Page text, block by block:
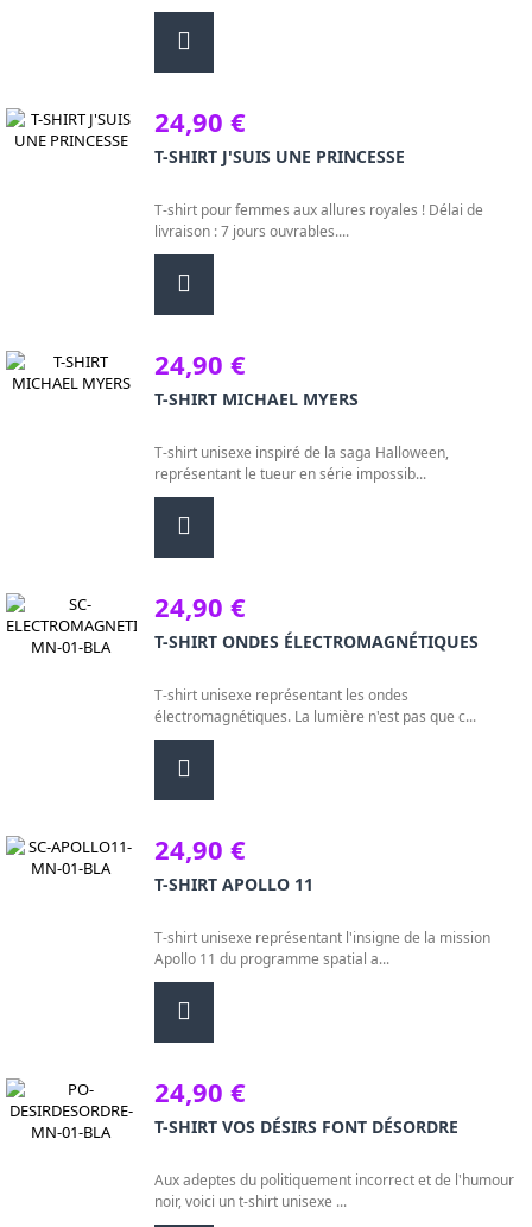
24,90 €
T-SHIRT J'SUIS UNE PRINCESSE
T-shirt pour femmes aux allures royales ! Délai de
livraison : 7 jours ouvrables....
24,90 €
T-SHIRT MICHAEL MYERS
T-shirt unisexe inspiré de la saga Halloween,
représentant le tueur en série impossib...
24,90 €
T-SHIRT ONDES ÉLECTROMAGNÉTIQUES
T-shirt unisexe représentant les ondes
électromagnétiques. La lumière n'est pas que c...
24,90 €
T-SHIRT APOLLO 11
T-shirt unisexe représentant l'insigne de la mission
Apollo 11 du programme spatial a...
24,90 €
T-SHIRT VOS DÉSIRS FONT DÉSORDRE
Aux adeptes du politiquement incorrect et de l'humour
noir, voici un t-shirt unisexe ...